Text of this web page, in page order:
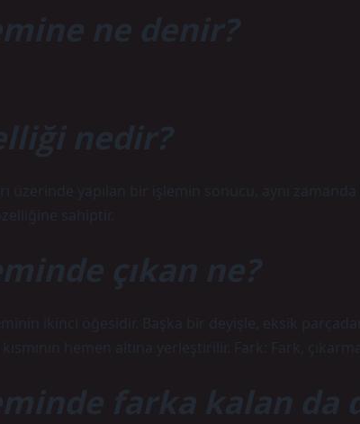
ne denir?
nedir?
üzerinde yapılan bir işlemin sonucu, aynı zamanda
sahiptir.
çıkan ne?
ikinci öğesidir. Başka bir deyişle, eksik parçadan
hemen altına yerleştirilir. Fark: Fark,
farka kalan da